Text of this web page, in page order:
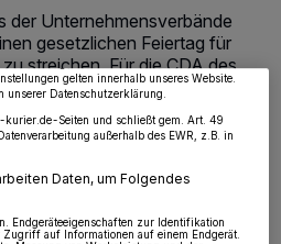
der Unternehmensverbände
gesetzlichen Feiertag für
streichen. Für die CDA des
falsche Weg.
Minute Lesezeit
sind manche Inhalte und Anzeigen
zu ändern oder Ihre Einwilligung zu
oder Ablehnen am unteren
gelten innerhalb unseres Website.
unserer Datenschutzerklärung.
kurier.de-Seiten und schließt gem. Art. 49
außerhalb des EWR, z.B. in
Daten, um Folgendes
Endgeräteeigenschaften zur Identifikation
Zugriff auf Informationen auf einem Endgerät.